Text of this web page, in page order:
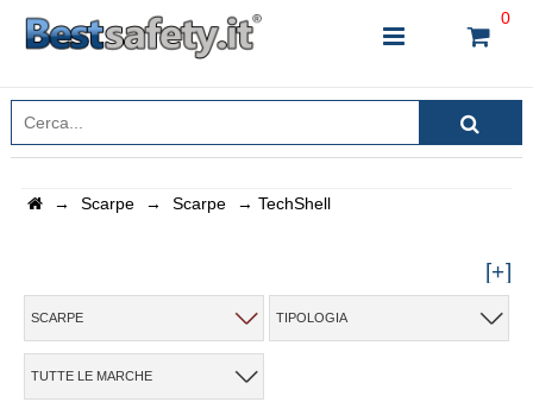
0
CHIUDI RICERCA
→ Scarpe → Scarpe → TechShell
[+]
SCARPE TIPOLOGIA
TUTTE LE MARCHE